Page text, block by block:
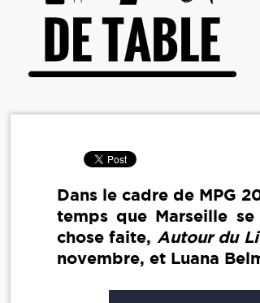
Dans le cadre de MPG
temps que Marseille
chose faite, Autour du
novembre, et Luana